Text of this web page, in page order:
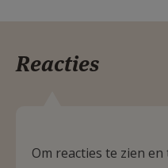
Reacties
Om reacties te zien